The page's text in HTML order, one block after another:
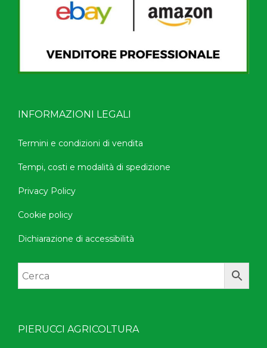
INFORMAZIONI LEGALI
Termini e condizioni di vendita
Tempi, costi e modalità di spedizione
Privacy Policy
Cookie policy
Dichiarazione di accessibilità
PIERUCCI AGRICOLTURA